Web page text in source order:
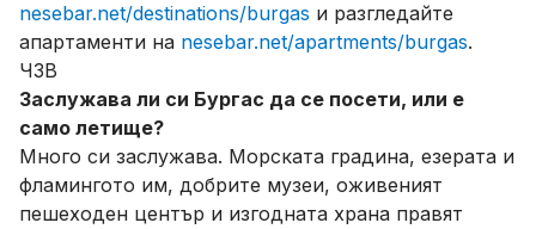
nesebar.net/destinations/burgas и разгледайте
апартаменти на nesebar.net/apartments/burgas.
ЧЗВ
Заслужава ли си Бургас да се посети, или е
само летище?
Много си заслужава. Морската градина, езерата и
фламингото им, добрите музеи, оживеният
пешеходен център и изгодната храна правят